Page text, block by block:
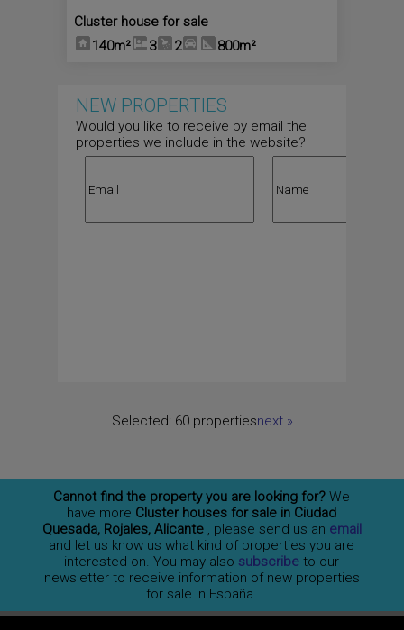
Cluster house for sale
140m²
3 2 800m²
NEW PROPERTIES
Would you like to receive by email the
properties we include in the website?
Selected: 60 propertiesnext»
Cannot find the property you are looking for? We
have more Cluster houses for sale in Ciudad
Quesada, Rojales, Alicante , please send us an email
and let us know us what kind of properties you are
interested on. You may alsosubscribe to our
newsletter to receive information of new properties
for sale in España.